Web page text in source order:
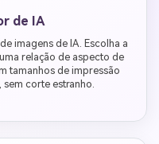
de IA
imagens de IA. Escolha a
relação de aspecto de
tamanhos de impressão
sem corte estranho.